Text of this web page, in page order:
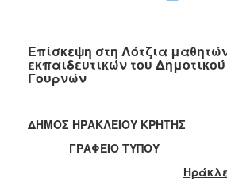
2022
2021
2019
2018
Επίσκεψη στη Λότζια
εκπαιδευτικών του
Γουρνών
ΔΗΜΟΣ ΗΡΑΚΛΕΙΟΥ ΚΡΗΤΗΣ
ΓΡΑΦΕΙΟ ΤΥΠΟΥ